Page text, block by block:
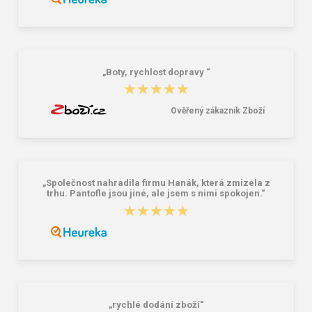
„Boty, rychlost dopravy “
★★★★★
★★★★★
Ověřený zákazník Zboží
„Společnost nahradila firmu Hanák, která zmizela z
trhu. Pantofle jsou jiné, ale jsem s nimi spokojen.“
★★★★★
★★★★★
„rychlé dodání zboží“